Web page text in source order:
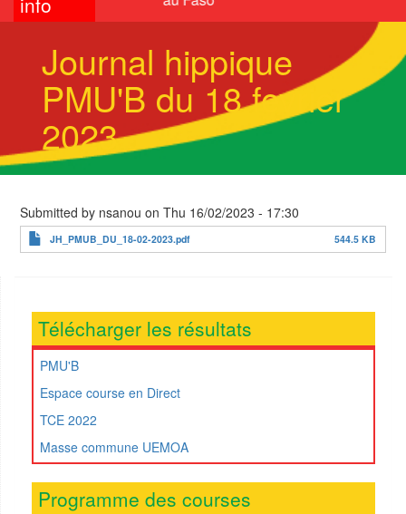
Journal hippique
PMU'B du 18 fevrier
2023
Submitted by nsanou on Thu 16/02/2023 - 17:30
JH_PMUB_DU_18-02-2023.pdf 544.5 KB
Télécharger les résultats
PMU'B
Espace course en Direct
TCE 2022
Masse commune UEMOA
Programme des courses